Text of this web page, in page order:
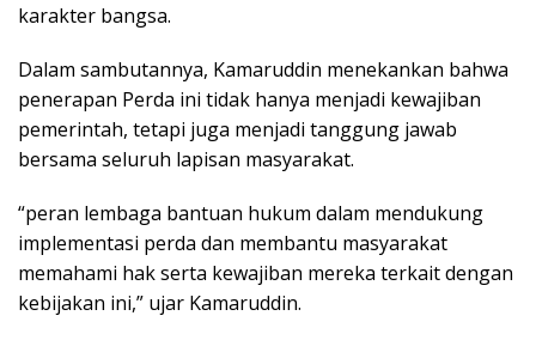
karakter bangsa.
Dalam sambutannya, Kamaruddin menekankan bahwa
penerapan Perda ini tidak hanya menjadi kewajiban
pemerintah, tetapi juga menjadi tanggung jawab
bersama seluruh lapisan masyarakat.
“peran lembaga bantuan hukum dalam mendukung
implementasi perda dan membantu masyarakat
memahami hak serta kewajiban mereka terkait dengan
kebijakan ini,” ujar Kamaruddin.